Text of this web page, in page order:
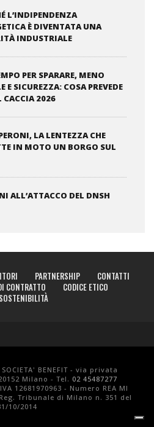
L’INDIPENDENZA
È DIVENTATA UNA
INDUSTRIALE
PER SPARARE, MENO
E SICUREZZA: COSA PREVEDE
CACCIA 2026
LA LENTEZZA CHE
IN MOTO UN BORGO SUL
ALL’ATTACCO DEL DNSH
PARTNERSHIP
CONTATTI
CONTRATTO
CODICE ETICO
SOCIETA' BENEFIT - via privata
Milano - Tel. 02 45487277
12681970963 - Numero REA MI
Reg. Tribunale di Milano n. 351 del
10/2014